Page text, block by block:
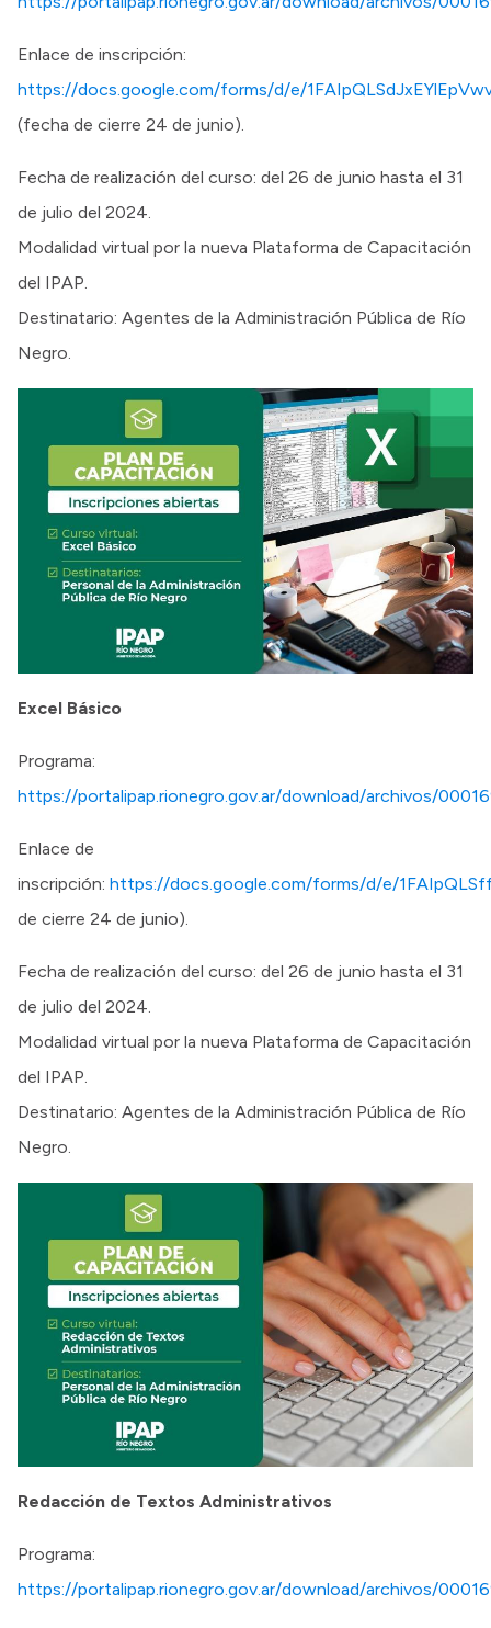
Enlace de inscripción:
https://docs.google.com/forms/d/e/
(fecha de cierre 24 de junio).
Fecha de realización del curso: del 26 de junio hasta el 31
de julio del 2024.
Modalidad virtual por la nueva Plataforma de Capacitación
del IPAP.
Destinatario: Agentes de la Administración Pública de Río
Negro.
Excel Básico
Programa:
https://portalipap.rionegro.gov.ar/download/archivos/
Enlace de
inscripción: https://docs.google.com/forms/d/e/
de cierre 24 de junio).
Fecha de realización del curso: del 26 de junio hasta el 31
de julio del 2024.
Modalidad virtual por la nueva Plataforma de Capacitación
del IPAP.
Destinatario: Agentes de la Administración Pública de Río
Negro.
Redacción de Textos Administrativos
Programa:
https://portalipap.rionegro.gov.ar/download/archivos/